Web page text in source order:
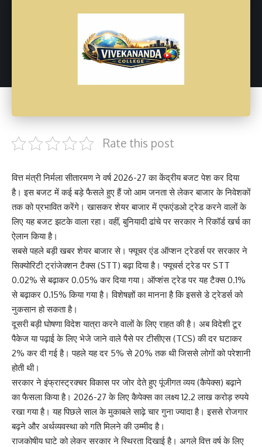
Rate this post
वित्त मंत्री निर्मला सीतारमण ने वर्ष 2026-27 का केंद्रीय बजट पेश कर दिया
है। इस बजट में कई बड़े फैसले हुए हैं जो आम जनता से लेकर बाजार के निवेशकों
तक को प्रभावित करेंगे। खासकर शेयर बाजार में एफएंडओ ट्रेड करने वालों के
लिए यह बजट झटके वाला रहा। वहीं, बुनियादी ढांचे पर सरकार ने रिकॉर्ड खर्च का
ऐलान किया है।
सबसे पहले बड़ी खबर शेयर बाजार से। फ्यूचर एंड ऑप्शन ट्रेडर्स पर सरकार ने
सिक्योरिटी ट्रांजेक्शन टैक्स (STT) बढ़ा दिया है। फ्यूचर्स ट्रेड पर STT
0.02% से बढ़ाकर 0.05% कर दिया गया। ऑप्शंस ट्रेड पर यह टैक्स 0.1%
से बढ़ाकर 0.15% किया गया है। विशेषज्ञों का मानना है कि इससे डे ट्रेडर्स को
नुकसान हो सकता है।
दूसरी बड़ी घोषणा विदेश यात्रा करने वालों के लिए राहत की है। अब विदेशी टूर
पैकेज या पढ़ाई के लिए भेजे जाने वाले पैसे पर टीसीएस (TCS) की दर घटाकर
2% कर दी गई है। पहले यह दर 5% से 20% तक थी जिससे लोगों को परेशानी
होती थी।
सरकार ने इंफ्रास्ट्रक्चर विकास पर जोर देते हुए पूंजीगत व्यय (कैपेक्स) बढ़ाने
का फैसला किया है। 2026-27 के लिए कैपेक्स का लक्ष्य 12.2 लाख करोड़ रुपये
रखा गया है। यह पिछले साल के मुकाबले साढ़े चार गुना ज्यादा है। इससे रोजगार
बढ़ने और अर्थव्यवस्था को गति मिलने की उम्मीद है।
राजकोषीय घाटे को लेकर सरकार ने स्थिरता दिखाई है। अगले वित्त वर्ष के लिए